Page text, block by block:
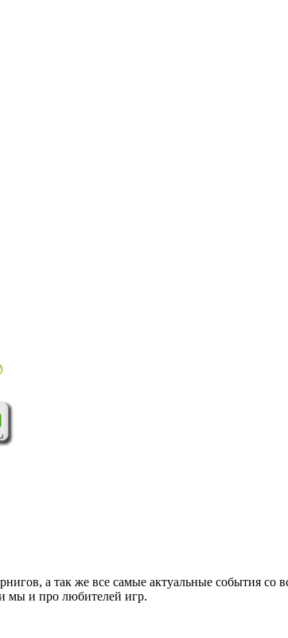
а так же все самые актуальные события со
мы и про любителей игр.